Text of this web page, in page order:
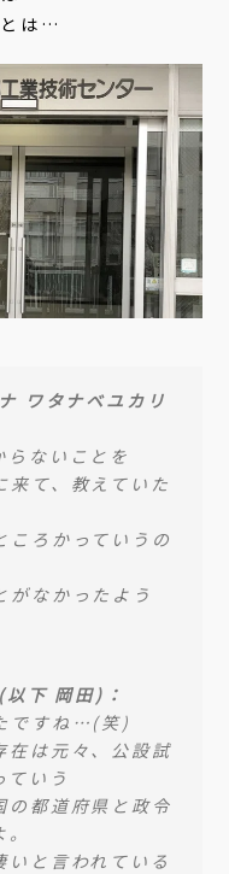
は…
ワタナベユカリ
らないことを
来て、教えていた
ころかっていうの
がなかったよう
下 岡田)：
ですね…(笑)
在は元々、公設試
いう
の都道府県と政令
いと言われている